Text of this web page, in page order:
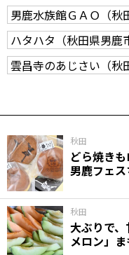
男鹿水族館ＧＡＯ（秋
ハタハタ（秋田県男鹿
雲昌寺のあじさい（秋
秋田
どら焼き
男鹿フェ
秋田
大ぶりで
メロン」